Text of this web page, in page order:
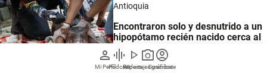
person
Mi Perfil
graphic_eq
Pódcast
play_arrow
Videos
photo_camera
Reportajes gráficos
account_circle
Suscríbete
Antioquia
Encontraron solo y desnutrido a un
hipopótamo recién nacido cerca al
río Magdalena